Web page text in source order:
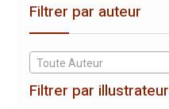
Filtrer par auteur
Toute Auteur
Filtrer par illustrateur